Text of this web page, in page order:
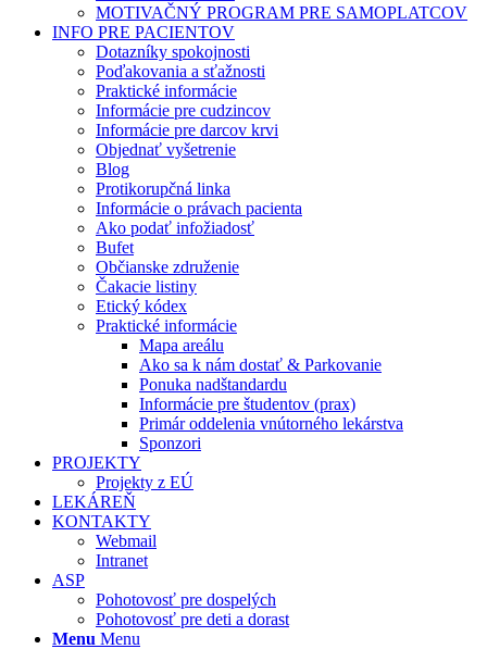
MOTIVAČNÝ PROGRAM PRE SAMOPLATCOV
INFO PRE PACIENTOV
Dotazníky spokojnosti
Poďakovania a sťažnosti
Praktické informácie
Informácie pre cudzincov
Informácie pre darcov krvi
Objednať vyšetrenie
Blog
Protikorupčná linka
Informácie o právach pacienta
Ako podať infožiadosť
Bufet
Občianske združenie
Čakacie listiny
Etický kódex
Praktické informácie
Mapa areálu
Ako sa k nám dostať & Parkovanie
Ponuka nadštandardu
Informácie pre študentov (prax)
Primár oddelenia vnútorného lekárstva
Sponzori
PROJEKTY
Projekty z EÚ
LEKÁREŇ
KONTAKTY
Webmail
Intranet
ASP
Pohotovosť pre dospelých
Pohotovosť pre deti a dorast
Menu Menu